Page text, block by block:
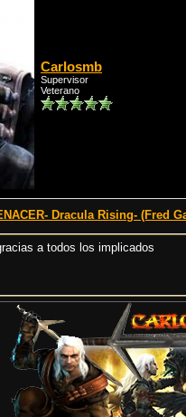
Carlosmb
Supervisor
Veterano
Dracula Rising- (Fred
a todos los implicados